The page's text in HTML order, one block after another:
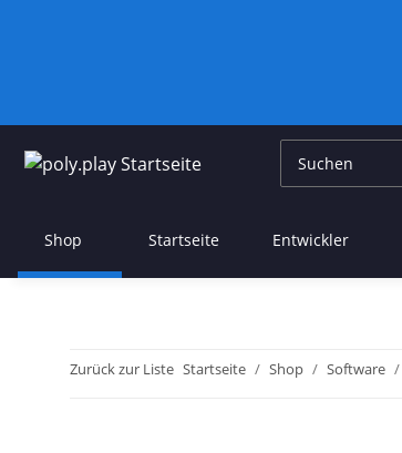
Shop Startseite Entwickler
Zurück zur Liste Startseite Shop Software